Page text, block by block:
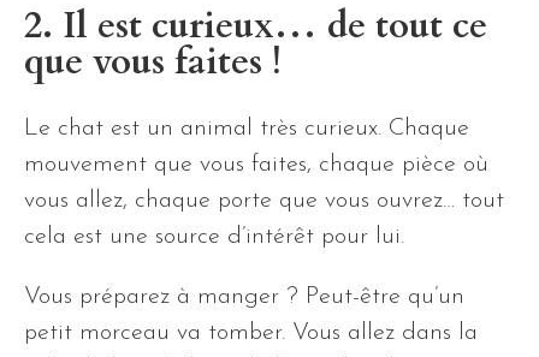
2. Il est curieux… de tout ce
que vous faites !
Le chat est un animal très curieux. Chaque
mouvement que vous faites, chaque pièce où
vous allez, chaque porte que vous ouvrez… tout
cela est une source d’intérêt pour lui.
Vous préparez à manger ? Peut-être qu’un
petit morceau va tomber. Vous allez dans la